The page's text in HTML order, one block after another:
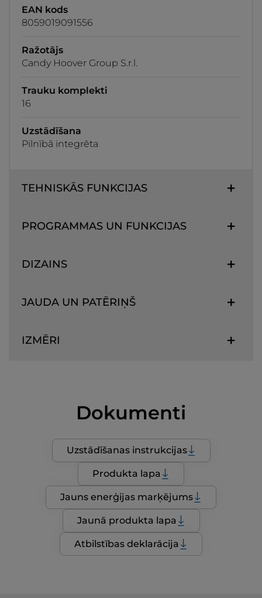
EAN kods
8059019091556
Ražotājs
Candy Hoover Group S.r.l.
Trauku komplekti
16
Uzstādīšana
Pilnībā integrēta
TEHNISKĀS FUNKCIJAS
PROGRAMMAS UN FUNKCIJAS
DIZAINS
JAUDA UN PATĒRIŅŠ
IZMĒRI
Dokumenti
Uzstādīšanas instrukcijas
Produkta lapa
Jauns enerģijas marķējums
Jaunā produkta lapa
Atbilstības deklarācija